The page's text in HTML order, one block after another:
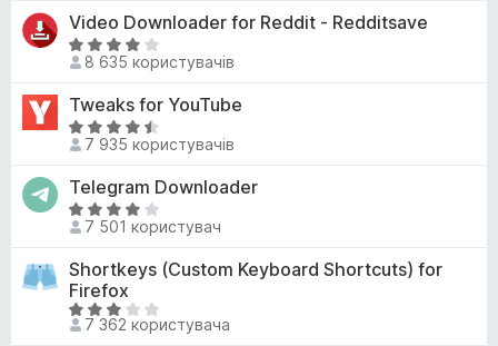
5
2
,
3
5
і
н
к
3
,
2
5
Video Downloader for Reddit - Redditsave
О
ц
і
н
к
4
з
5
8 635 користувачів
Tweaks for YouTube
О
ц
і
н
к
4
,
6
7 935 користувачів
Telegram Downloader
О
ц
н
к
а
7 501 користувач
Shortkeys (Custom Keyboard Shortcuts) for
Firefox
О
ц
7 362 користувача